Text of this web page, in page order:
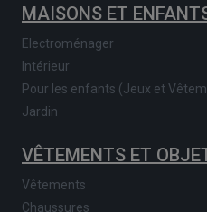
MAISONS ET
Electroménager
Intérieur
Pour les enfants (Jeux et
Jardin
VÊTEMENTS ET
Vêtements
Chaussures